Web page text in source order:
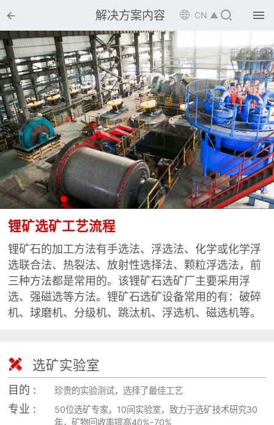
 解决方案内容 CN ▲ 
锂矿选矿工艺流程
锂矿石的加工方法有手选法、浮选法、化学或化学浮
选联合法、热裂法、放射性选择法、颗粒浮选法，前
三种方法都是常用的。该锂矿石选矿厂主要采用浮
选、强磁选等方法。锂矿石选矿设备常用的有：破碎
机、球磨机、分级机、跳汰机、浮选机、磁选机等。
 选矿实验室
目的 : 珍贵的实验测试，选择了最佳工艺
专业 :
50位选矿专家，10间实验室，致力于选矿技术研究30
年，矿物回收率提高40%-70%
 选矿设备
 配件耗材
 解决方案
 选矿总包
 案例中心
 服务体系
新闻中心
 矿山设计院
 选矿实验室
专家团队